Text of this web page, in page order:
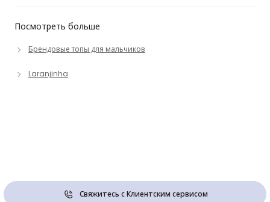
Посмотреть больше
Брендовые топы для мальчиков
Laranjinha
Свяжитесь с Клиентским сервисом